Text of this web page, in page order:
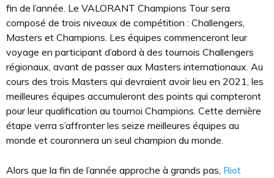
fin de l’année. Le VALORANT Champions Tour sera
composé de trois niveaux de compétition : Challengers,
Masters et Champions. Les équipes commenceront leur
voyage en participant d’abord à des tournois Challengers
régionaux, avant de passer aux Masters internationaux. Au
cours des trois Masters qui devraient avoir lieu en 2021, les
meilleures équipes accumuleront des points qui compteront
pour leur qualification au tournoi Champions. Cette dernière
étape verra s’affronter les seize meilleures équipes au
monde et couronnera un seul champion du monde.
Alors que la fin de l’année approche à grands pas, Riot